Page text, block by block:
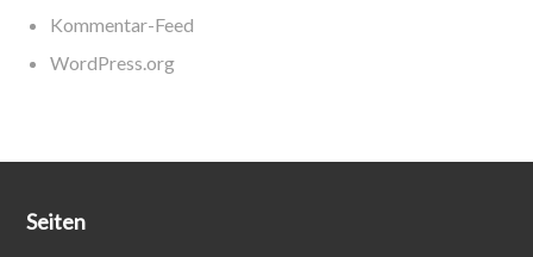
Kommentar-Feed
WordPress.org
Seiten